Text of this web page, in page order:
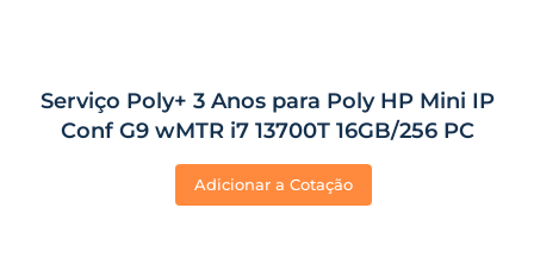
Serviço Poly+ 3 Anos para Poly HP Mini IP
Conf G9 wMTR i7 13700T 16GB/256 PC
Adicionar a Cotação